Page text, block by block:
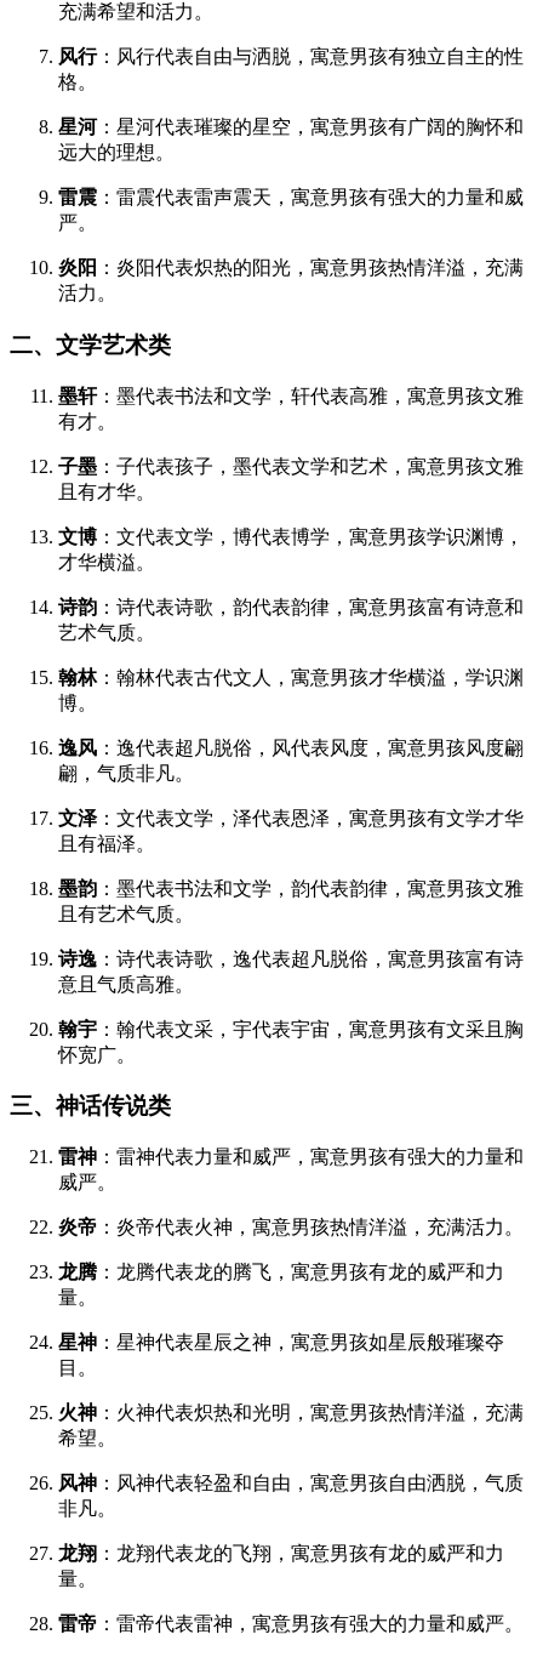
充满希望和活力。
风行：风行代表自由与洒脱，寓意男孩有独立自主的性
格。
星河：星河代表璀璨的星空，寓意男孩有广阔的胸怀和
远大的理想。
雷震 ：雷震代表雷声震天，寓意男孩有强大的力量和威
严。
炎阳 ：炎阳代表炽热的阳光，寓意男孩热情洋溢，充满
活力。
二、文学艺术类
墨轩：墨代表书法和文学，轩代表高雅，寓意男孩文雅
有才。
子墨 ：子代表孩子，墨代表文学和艺术，寓意男孩文雅
且有才华。
文博 ：文代表文学，博代表博学，寓意男孩学识渊博，
才华横溢。
诗韵 ：诗代表诗歌，韵代表韵律，寓意男孩富有诗意和
艺术气质。
翰林：翰林代表古代文人，寓意男孩才华横溢，学识渊
博。
逸风 ：逸代表超凡脱俗，风代表风度，寓意男孩风度翩
翩，气质非凡。
文泽：文代表文学，泽代表恩泽，寓意男孩有文学才华
且有福泽。
墨韵 ：墨代表书法和文学，韵代表韵律，寓意男孩文雅
且有艺术气质。
诗逸 ：诗代表诗歌，逸代表超凡脱俗，寓意男孩富有诗
意且气质高雅。
翰宇 ：翰代表文采，宇代表宇宙，寓意男孩有文采且胸
怀宽广。
三、神话传说类
雷神 ：雷神代表力量和威严，寓意男孩有强大的力量和
威严。
炎帝 ：炎帝代表火神，寓意男孩热情洋溢，充满活力。
龙腾 ：龙腾代表龙的腾飞，寓意男孩有龙的威严和力
量。
星神 ：星神代表星辰之神，寓意男孩如星辰般璀璨夺
目。
火神 ：火神代表炽热和光明，寓意男孩热情洋溢，充满
希望。
风神 ：风神代表轻盈和自由，寓意男孩自由洒脱，气质
非凡。
龙翔 ：龙翔代表龙的飞翔，寓意男孩有龙的威严和力
量。
雷帝 ：雷帝代表雷神，寓意男孩有强大的力量和威严。